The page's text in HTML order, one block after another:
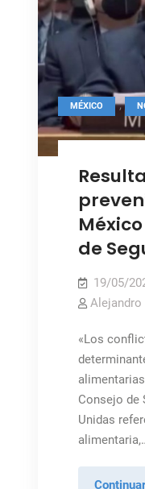
MÉXICO ,
de
19/05/
Alejandro
«Los
Consejo de
Unidas